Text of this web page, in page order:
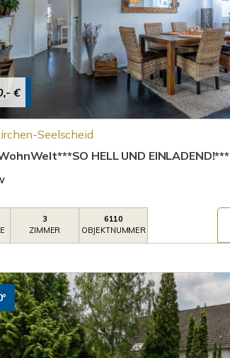
€
Seelscheid
HELL UND EINLADEND!***
3
ZIMMER
6110
OBJEKTNUMMER